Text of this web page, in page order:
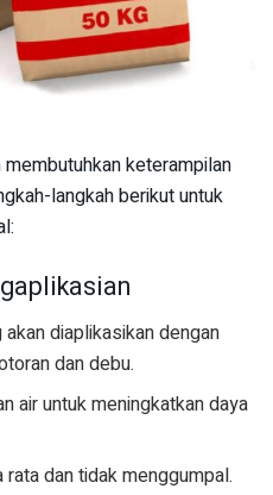
keterampilan
langkah berikut untuk
diaplikasikan dengan
dan debu.
air untuk meningkatkan daya
dan tidak menggumpal.